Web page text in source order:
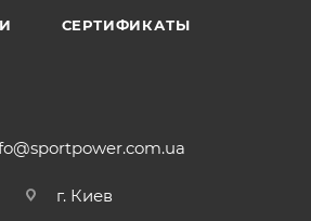
СЕРТИФИКАТЫ
г. Киев